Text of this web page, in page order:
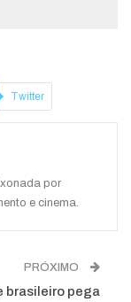
Twitter
por
e cinema.
PRÓXIMO
brasileiro pega